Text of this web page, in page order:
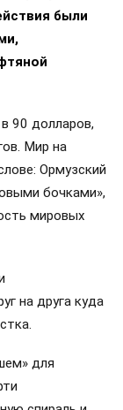
были
90 долларов,
Мир на
Ормузский
бочками»,
мировых
на друга куда
для